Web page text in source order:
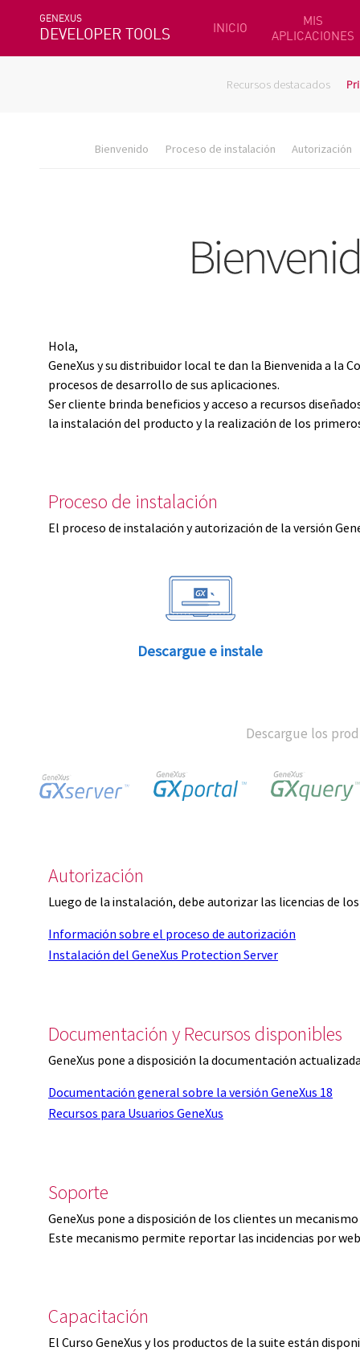
GENEXUS
DEVELOPER TOOLS INICIO
MIS
APLICACIONES
Recursos destacados
Bienvenido Proceso de instalación Autorización
Hola,
GeneXus y su distribuidor local te dan la Bienvenida a la
procesos de desarrollo de sus aplicaciones.
Ser cliente brinda beneficios y acceso a recursos
la instalación del producto y la realización de los
Proceso de instalación
El proceso de instalación y autorización de la versión
Descargue e instale
Descargue los
Autorización
Luego de la instalación, debe autorizar las licencias de
Información sobre el proceso de autorización
Instalación del GeneXus Protection Server
Documentación y Recursos disponibles
GeneXus pone a disposición la documentación
Documentación general sobre la versión GeneXus 18
Recursos para Usuarios GeneXus
Soporte
GeneXus pone a disposición de los clientes un
Este mecanismo permite reportar las incidencias por
Capacitación
El Curso GeneXus y los productos de la suite están